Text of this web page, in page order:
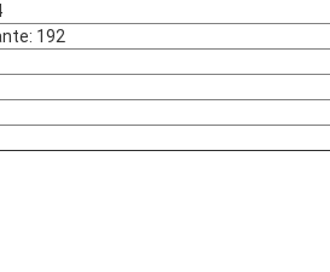
192